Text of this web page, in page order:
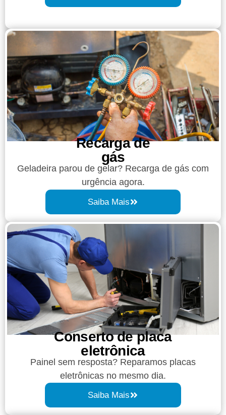
Recarga de
gás
Geladeira parou de gelar? Recarga de gás com
urgência agora.
Saiba Mais
Conserto de placa
eletrônica
Painel sem resposta? Reparamos placas
eletrônicas no mesmo dia.
Saiba Mais